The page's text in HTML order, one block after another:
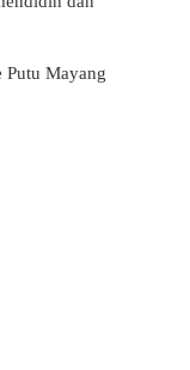
Putu Mayang